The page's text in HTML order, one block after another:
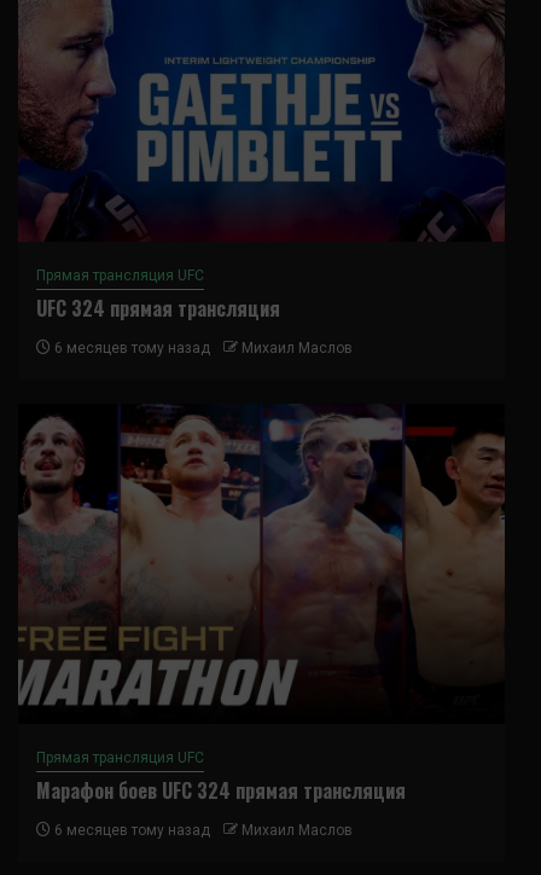
Прямая трансляция UFC
UFC 324 прямая трансляция
6 месяцев тому назад Михаил Маслов
Прямая трансляция UFC
Марафон боев UFC 324 прямая трансляция
6 месяцев тому назад Михаил Маслов